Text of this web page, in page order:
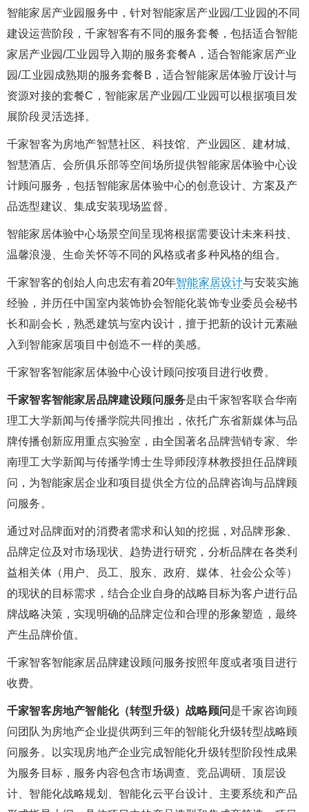
智能家居产业园服务中，针对智能家居产业园/工业园的不同
建设运营阶段，千家智客有不同的服务套餐，包括适合智能
家居产业园/工业园导入期的服务套餐A，适合智能家居产业
园/工业园成熟期的服务套餐B，适合智能家居体验厅设计与
资源对接的套餐C，智能家居产业园/工业园可以根据项目发
展阶段灵活选择。
千家智客为房地产智慧社区、科技馆、产业园区、建材城、
智慧酒店、会所俱乐部等空间场所提供智能家居体验中心设
计顾问服务，包括智能家居体验中心的创意设计、方案及产
品选型建议、集成安装现场监督。
智能家居体验中心场景空间呈现将根据需要设计未来科技、
温馨浪漫、生命关怀等不同的风格或者多种风格的组合。
千家智客的创始人向忠宏有着20年智能家居设计与安装实施
经验，并历任中国室内装饰协会智能化装饰专业委员会秘书
长和副会长，熟悉建筑与室内设计，擅于把新的设计元素融
入到智能家居项目中创造不一样的美感。
千家智客智能家居体验中心设计顾问按项目进行收费。
千家智客智能家居品牌建设顾问服务是由千家智客联合华南
理工大学新闻与传播学院共同推出，依托广东省新媒体与品
牌传播创新应用重点实验室，由全国著名品牌营销专家、华
南理工大学新闻与传播学博士生导师段淳林教授担任品牌顾
问，为智能家居企业和项目提供全方位的品牌咨询与品牌顾
问服务。
通过对品牌面对的消费者需求和认知的挖掘，对品牌形象、
品牌定位及对市场现状、趋势进行研究，分析品牌在各类利
益相关体（用户、员工、股东、政府、媒体、社会公众等）
的现状的目标需求，结合企业自身的战略目标为客户进行品
牌战略决策，实现明确的品牌定位和合理的形象塑造，最终
产生品牌价值。
千家智客智能家居品牌建设顾问服务按照年度或者项目进行
收费。
千家智客房地产智能化（转型升级）战略顾问是千家咨询顾
问团队为房地产企业提供两到三年的智能化升级转型战略顾
问服务。以实现房地产企业完成智能化升级转型阶段性成果
为服务目标，服务内容包含市场调查、竞品调研、顶层设
计、智能化战略规划、智能化云平台设计、主要系统和产品